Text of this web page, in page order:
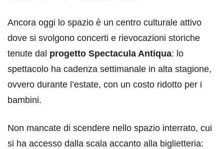
Ancora oggi lo spazio è un centro culturale attivo
dove si svolgono concerti e rievocazioni storiche
tenute dal progetto Spectacula Antiqua: lo
spettacolo ha cadenza settimanale in alta stagione,
ovvero durante l’estate, con un costo ridotto per i
bambini.
Non mancate di scendere nello spazio interrato, cui
si ha accesso dalla scala accanto alla biglietteria: